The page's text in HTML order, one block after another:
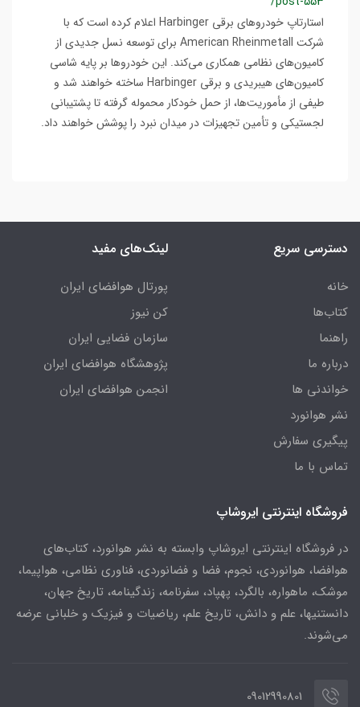
استارتاپ خودروهای برقی Harbinger اعلام کرده است که با
شرکت American Rheinmetall برای توسعه نسل جدیدی از
کامیون‌های نظامی همکاری می‌کند. این خودروها بر پایه شاسی
کامیون‌های هیبریدی و برقی Harbinger ساخته خواهند شد و
طیفی از مأموریت‌ها، از حمل خودکار محموله گرفته تا پشتیبانی
لجستیکی و تأمین تجهیزات در میدان نبرد را پوشش خواهند داد.
دسترسی سریع
خانه
کتاب‌ها
راهنما
درباره ما
خواندنی ها
نشر هوانورد
پیگیری سفارش
تماس با ما
لینک‌های مفید
پورتال هوافضای ایران
کن نیوز
سازمان فضایی ایران
پژوهشگاه هوافضای ایران
انجمن هوافضای ایران
فروشگاه اینترنتی ایروشاپ
در فروشگاه اینترنتی ایروشاپ وابسته به نشر هوانورد، کتاب‌های
هوافضا، هوانوردی، نجوم، فضا و فضانوردی، فناوری نظامی، هواپیما،
موشک، ماهواره، بالگرد، پهپاد، سفرنامه، زندگینامه، تاریخ جهان،
دانستنیها، علم و دانش، تاریخ علم، ریاضیات و فیزیک و خلبانی عرضه
می‌شوند.
09012990801